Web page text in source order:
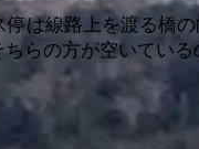
は線路上を渡る橋
らの方が空いてい